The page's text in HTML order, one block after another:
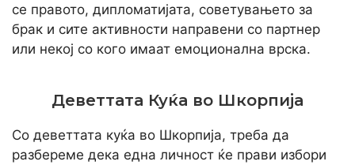
се правото, дипломатијата, советувањето за
брак и сите активности направени со партнер
или некој со кого имаат емоционална врска.
Деветтата Куќа во Шкорпија
Со деветтата куќа во Шкорпија, треба да
разбереме дека една личност ќе прави избори